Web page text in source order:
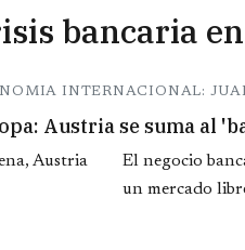
bancaria
INTERNACIONAL:
Austria se suma al
El negocio
un mercado